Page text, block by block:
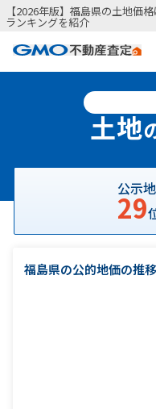
【2026年版】福島県の土地価
ランキングを紹介
土地
公示
29
福島県の公的地価の推移